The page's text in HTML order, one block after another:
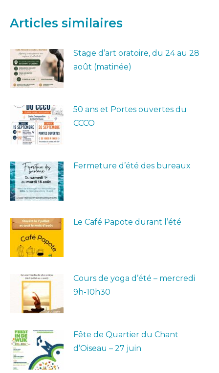
Articles similaires
Stage d’art oratoire, du 24 au 28
août (matinée)
50 ans et Portes ouvertes du
CCCO
Fermeture d’été des bureaux
Le Café Papote durant l’été
Cours de yoga d’été – mercredi
9h-10h30
Fête de Quartier du Chant
d’Oiseau – 27 juin